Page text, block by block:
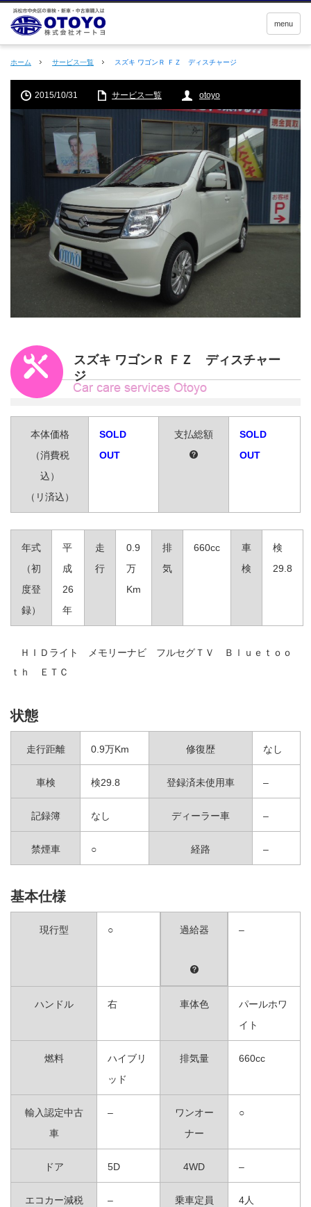
menu
ホーム サービス一覧 スズキ ワゴンＲ ＦＺ ディスチャージ
2015/10/31 サービス一覧 otoyo
スズキ ワゴンＲ ＦＺ ディスチャー
ジ
本体価格
（消費税
込）
（リ済込）
SOLD
OUT
支払総額
SOLD
OUT
年式
（初
度登
録）
平
成
26
年
走
行
0.9
万
Km
排
気
660cc
車
検
検
29.8
ＨＩＤライト メモリーナビ フルセグＴＶ Ｂｌｕｅｔｏｏ
ｔｈ ＥＴＣ
状態
走行距離 0.9万Km 修復歴 なし
車検 検29.8 登録済未使用車 –
記録簿 なし ディーラー車 –
禁煙車 ○ 経路 –
基本仕様
現行型 ○ 過給器 –
ハンドル 右 車体色
パールホワ
イト
燃料
ハイブリ
ッド
排気量 660cc
輸入認定中古
車
–
ワンオー
ナー
○
ドア 5D 4WD –
エコカー減税
– 乗車定員 4人